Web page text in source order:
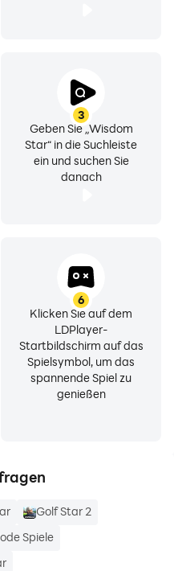
3
Geben Sie „Wisdom
Star“ in die Suchleiste
ein und suchen Sie
danach
6
Klicken Sie auf dem
LDPlayer-
Startbildschirm auf das
Spielsymbol, um das
spannende Spiel zu
genießen
Golf Star 2
Spiele